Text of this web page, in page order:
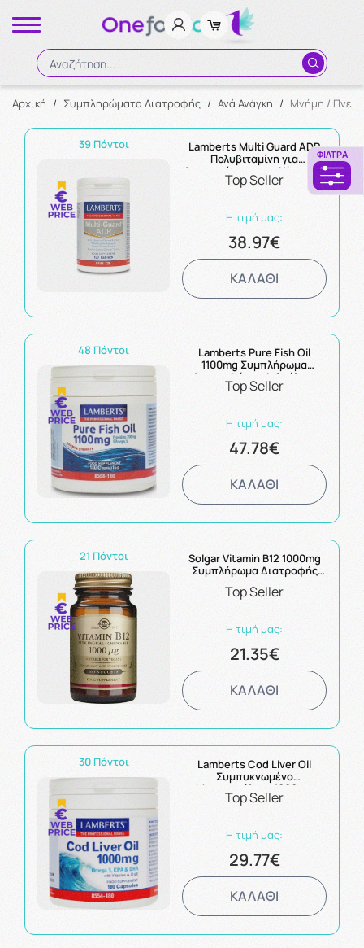
Αναζήτηση...
Αναζήτηση
Αρχική / Συμπληρώματα Διατροφής / Ανά Ανάγκη / Μνήμη /
ΦΊΛΤΡΑ
39 Πόντοι
Lamberts Multi Guard ADR
Πολυβιταμίνη για
Αντιμετώπιση της Κόπωσης
120Tabs
Top Seller
Η τιμή μας:
38.97€
ΚΑΛΑΘΙ
48 Πόντοι
Lamberts Pure Fish Oil
1100mg Συμπλήρωμα
Διατροφής με Ιχθυέλαιο
180Caps
Top Seller
Η τιμή μας:
47.78€
ΚΑΛΑΘΙ
21 Πόντοι
Solgar Vitamin B12 1000mg
Συμπλήρωμα Διατροφής
100Nuggets
Top Seller
Η τιμή μας:
21.35€
ΚΑΛΑΘΙ
30 Πόντοι
Lamberts Cod Liver Oil
Συμπυκνωμένο
Μουρουνέλαιο 1000mg
180Caps
Top Seller
Η τιμή μας:
29.77€
ΚΑΛΑΘΙ